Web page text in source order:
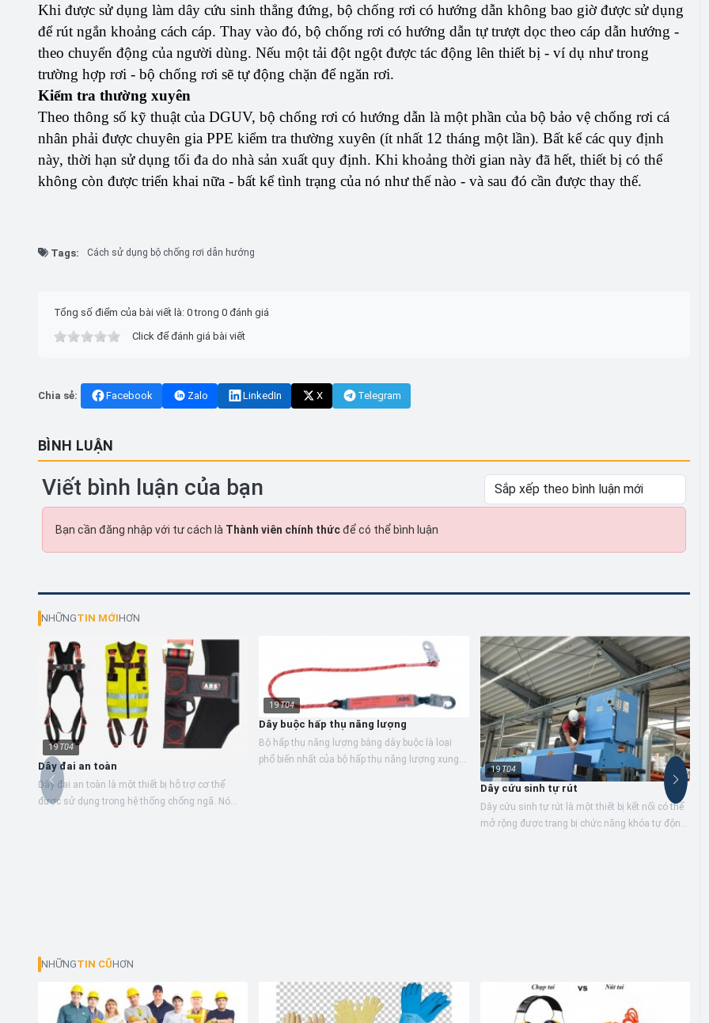
Khi được sử dụng làm dây cứu sinh thẳng đứng, bộ chống rơi có hướng dẫn không bao giờ được sử dụng
để rút ngắn khoảng cách cáp. Thay vào đó, bộ chống rơi có hướng dẫn tự trượt dọc theo cáp dẫn hướng -
theo chuyển động của người dùng. Nếu một tải đột ngột được tác động lên thiết bị - ví dụ như trong
trường hợp rơi - bộ chống rơi sẽ tự động chặn để ngăn rơi.
Kiểm tra thường xuyên
Theo thông số kỹ thuật của DGUV, bộ chống rơi có hướng dẫn là một phần của bộ bảo vệ chống rơi cá
nhân phải được chuyên gia PPE kiểm tra thường xuyên (ít nhất 12 tháng một lần). Bất kể các quy định
này, thời hạn sử dụng tối đa do nhà sản xuất quy định. Khi khoảng thời gian này đã hết, thiết bị có thể
không còn được triển khai nữa - bất kể tình trạng của nó như thế nào - và sau đó cần được thay thế.
Tags: Cách sử dụng bộ chống rơi dẫn hướng
Tổng số điểm của bài viết là: 0 trong 0 đánh giá
Click để đánh giá bài viết
Chia sẻ: Facebook Zalo LinkedIn X Telegram
BÌNH LUẬN
Viết bình luận của bạn
Bạn cần đăng nhập với tư cách là Thành viên chính thứcđể có thể bình luận
NHỮNGTIN MỚIHƠN
19 T04
Dây đai an toàn
Dây đai an toàn là một thiết bị hỗ trợ cơ thể
được sử dụng trong hệ thống chống ngã. Nó
19T04
Dây buộc hấp thụ năng lượng
Bộ hấp thụ năng lượng bằng dây buộc là loại
phổ biến nhất của bộ hấp thụ năng lượng xung
19T04
Dây cứu sinh tự rút
Dây cứu sinh tự rút là một thiết bị kết nối có thể
mở rộng được trang bị chức năng khóa tự động
NHỮNGTIN CŨHƠN